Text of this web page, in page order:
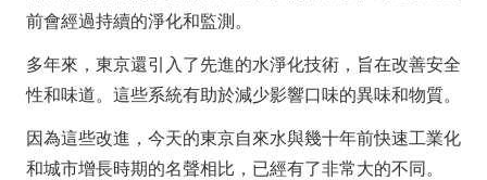
前會經過持續的淨化和監測。
多年來，東京還引入了先進的水淨化技術，旨在改善安全
性和味道。這些系統有助於減少影響口味的異味和物質。
因為這些改進，今天的東京自來水與幾十年前快速工業化
和城市增長時期的名聲相比，已經有了非常大的不同。